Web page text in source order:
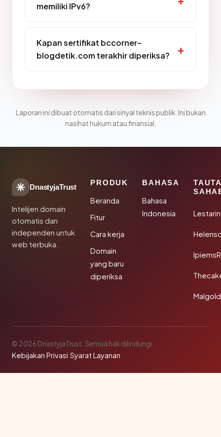
memiliki IPv6?
Kapan sertifikat bccorner-
blogdetik.com terakhir diperiksa?
Laporan ini dibuat otomatis dari sinyal teknis publik. Ini bukan
nasihat hukum atau finansial.
DnastyjaTrust
Intelijen domain
otomatis dan
independen untuk
web terbuka.
PRODUK
Beranda
Fitur
Cara kerja
Domain
yang baru
diperiksa
BAHASA
Bahasa
Indonesia
© 2026 DnastyjaTrust. Semua hak dilindungi.
Kebijakan Privasi·Syarat Layanan